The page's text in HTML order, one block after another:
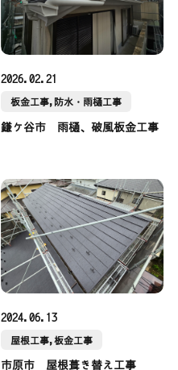
2026.02.21
板金工事,防水・雨樋工事
鎌ケ谷市 雨樋、破風板金工事
2024.06.13
屋根工事,板金工事
市原市 屋根葺き替え工事